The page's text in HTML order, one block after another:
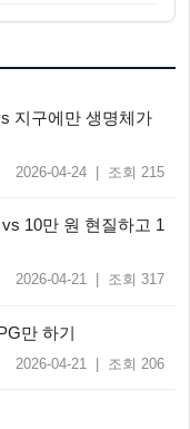
지구에만 생명체가
2026-04-24 | 조회 215
10만 원 현질하고 1
2026-04-21 | 조회 317
만 하기
2026-04-21 | 조회 206